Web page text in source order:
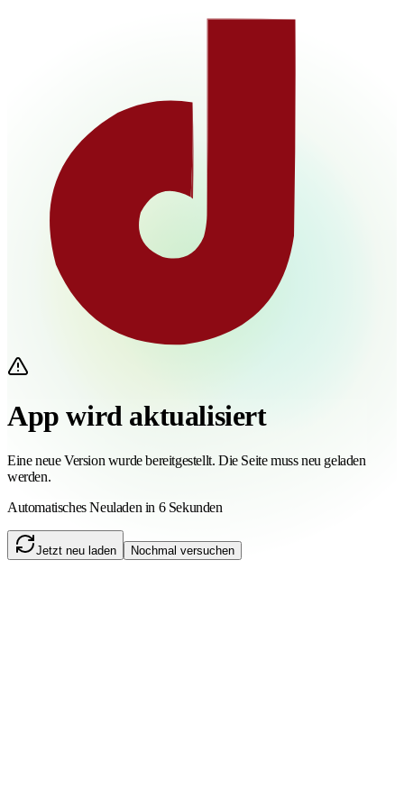
App wird aktualisiert
Eine neue Version wurde bereitgestellt. Die Seite muss neu geladen
werden.
Automatisches Neuladen in 6 Sekunden
Jetzt neu laden Nochmal versuchen